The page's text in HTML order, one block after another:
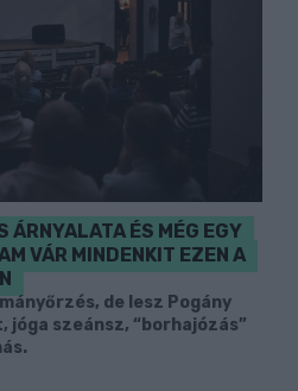
ÁRNYALATA ÉS MÉG EGY
VÁR MINDENKIT EZEN A
de lesz Pogány
jóga szeánsz, “borhajózás”